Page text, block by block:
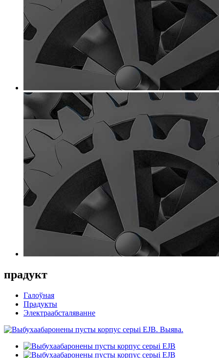
прадукт
Галоўная
Прадукты
Электраабсталяванне